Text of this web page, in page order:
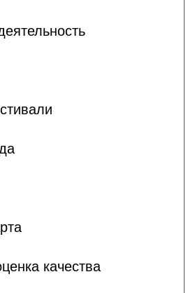
качества